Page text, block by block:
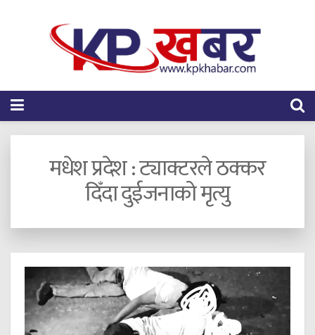
मधेश प्रदेश : ट्याक्टरले ठक्कर
दिँदा दुईजनाको मृत्यु